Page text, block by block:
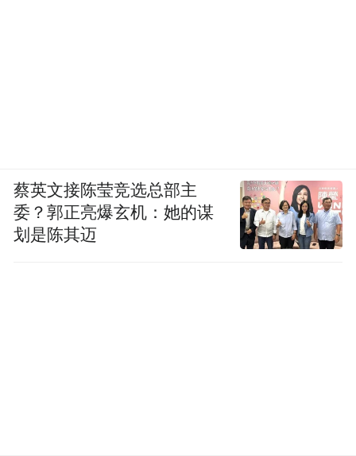
蔡英文接陈莹竞选总部主
委？郭正亮爆玄机：她的谋
划是陈其迈